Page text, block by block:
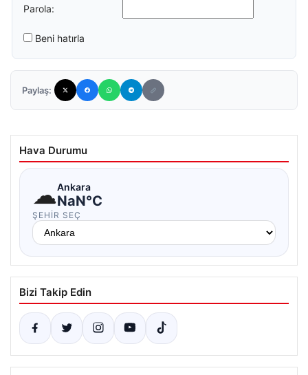
Parola:
Beni hatırla
Paylaş:
Hava Durumu
☁Ankara
NaN°C
ŞEHIR SEÇ
Bizi Takip Edin